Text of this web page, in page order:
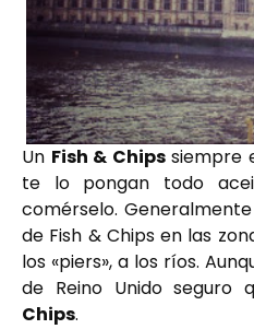
Un Fish & Chipssiempre
te lo pongan todo
comérselo.
de Fish & Chips en las
los «piers», a los ríos.
de Reino Unido seguro
Chips.